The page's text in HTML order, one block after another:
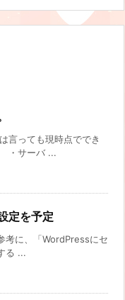
言っても現時点ででき
・サーバ ...
定を予定
考に、「WordPressにセ
る ...